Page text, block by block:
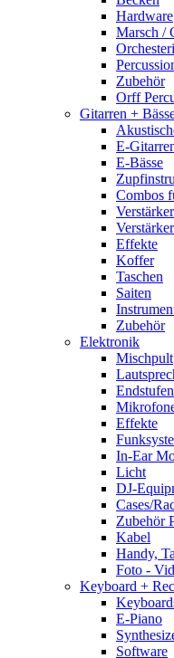
Hardware
Marsch /
Zubehör
Orff
Gitarren +
E-
E-Bässe
Combos
Effekte
Koffer
Taschen
Saiten
Zubehör
Elektronik
Mischpult
Endstufen
Effekte
In-Ear
Licht
DJ-
Cases/
Zubehör
Kabel
Handy,
Foto -
Keyboard +
E-Piano
Software